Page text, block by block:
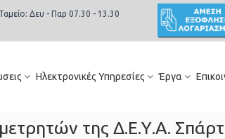
Δευ - Παρ 07.30 - 13.30
Ηλεκτρονικές Υπηρεσίες Έργα
της Δ.Ε.Υ.Α.